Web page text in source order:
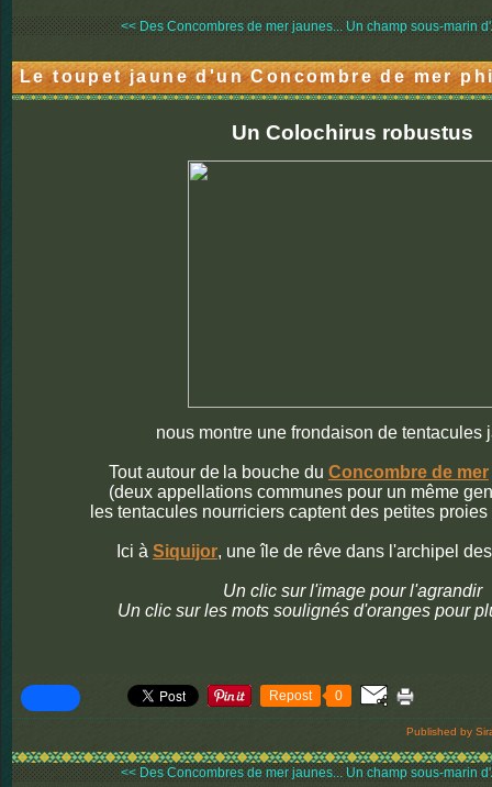
<< Des Concombres de mer jaunes... Un champ sous-marin
Le toupet jaune d'un Concombre de mer
Un Colochirus robustus
nous montre une frondaison de tentacules
Tout autour de la bouche du Concombre de mer
(deux appellations communes pour un même
les tentacules nourriciers captent des petites
Ici à Siquijor, une île de rêve dans l'archipel
Un clic sur l'image pour l'agrandir
Un clic sur les mots soulignés d'oranges pour
Repost 0
Published by
<< Des Concombres de mer jaunes... Un champ sous-marin